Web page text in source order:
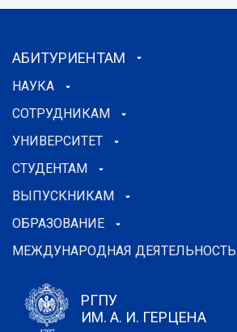
АБИТУРИЕНТАМ
НАУКА
СОТРУДНИКАМ
УНИВЕРСИТЕТ
СТУДЕНТАМ
ВЫПУСКНИКАМ
ОБРАЗОВАНИЕ
МЕЖДУНАРОДНАЯ ДЕЯТЕЛЬНОСТЬ
РГПУ
ИМ. А. И. ГЕРЦЕНА